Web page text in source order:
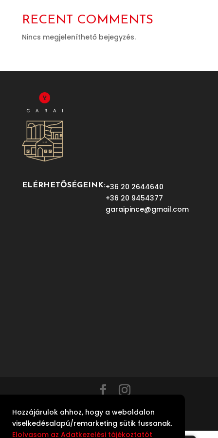
RECENT COMMENTS
Nincs megjeleníthető bejegyzés.
ELÉRHETŐSÉGEINK:+36 20 2644640
+36 20 9454377
garaipince@gmail.com
Copyright Garai Pincészet Kft | Made by
Csereklei Anikó|ASZF|GDPR
Hozzájárulok ahhoz, hogy a weboldalon
viselkedésalapú/remarketing sütik fussanak.
Elolvasom az Adatkezelési tájékoztatót